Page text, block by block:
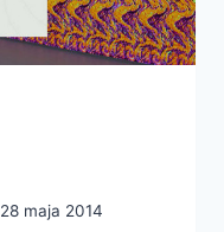
28 maja 2014